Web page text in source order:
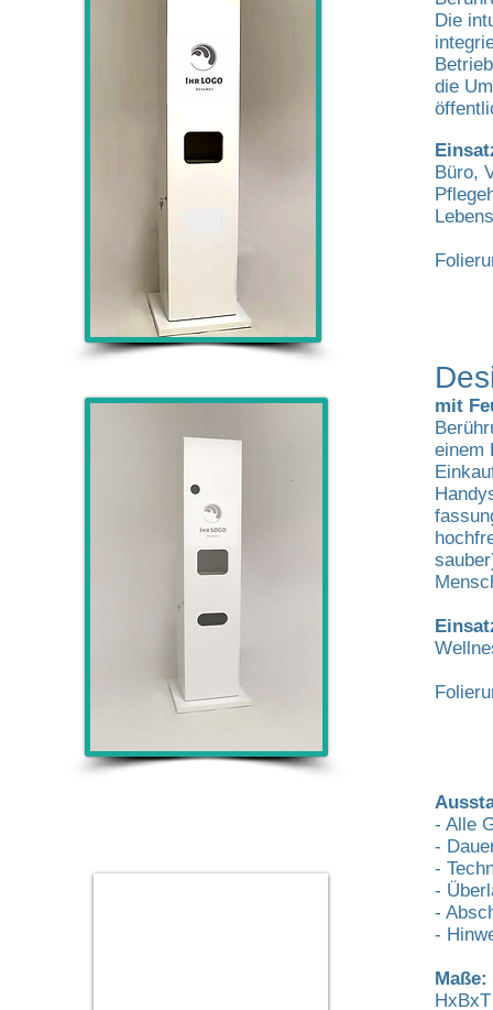
Die
die
Büro,
mit
einem
- Alle
-
-
-
-
-
Maße: